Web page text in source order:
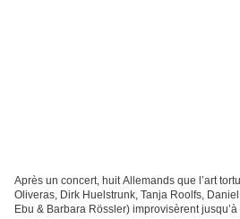
Après un concert, huit Allemands que l’art
Oliveras, Dirk Huelstrunk, Tanja Roolfs,
Ebu & Barbara Rössler) improvisèrent jusqu’à